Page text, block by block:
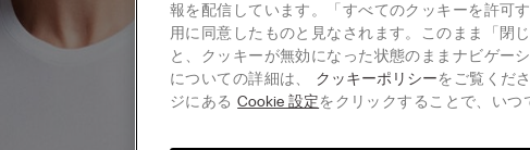
報を配信しています。「すべてのクッキーを許可
用に同意したものと見なされます。このまま「閉
と、クッキーが無効になった状態のままナビゲー
についての詳細は、 クッキーポリシーをご覧くだ
ジにあるCookie 設定をクリックすることで、いつ